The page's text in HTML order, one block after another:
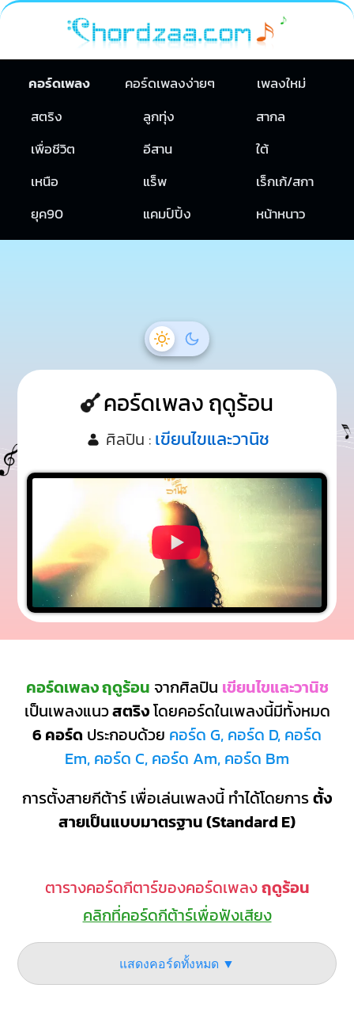
คอร์ดเพลง คอร์ดเพลงง่ายๆ
เพลงใหม่
สตริง
ลูกทุ่ง
สากล
เพื่อชีวิต
อีสาน
ใต้
เหนือ
แร็พ
เร็กเก้/สกา
ยุค90
แคมป์ปิ้ง หน้าหนาว
คอร์ดเพลง ฤดูร้อน
ศิลปิน : เขียนไขและวานิช
คอร์ดเพลง ฤดูร้อน จากศิลปิน เขียนไขและวานิช
เป็นเพลงแนวสตริงโดยคอร์ดในเพลงนี้มีทั้งหมด
6 คอร์ด ประกอบด้วย คอร์ด G, คอร์ด D, คอร์ด
Em, คอร์ด C, คอร์ด Am, คอร์ด Bm
การตั้งสายกีต้าร์ เพื่อเล่นเพลงนี้ ทำได้โดยการตั้ง
สายเป็นแบบมาตรฐาน (Standard E)
ตารางคอร์ดกีตาร์ของคอร์ดเพลงฤดูร้อน
คลิกที่คอร์ดกีต้าร์เพื่อฟังเสียง
แสดงคอร์ดทั้งหมด ▼